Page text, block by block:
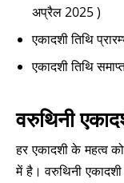
अप्रैल 2025 )
एकादशी तिथि
एकादशी तिथि
वरुथिनी
हर एकादशी के महत्व
में है। वरुथिनी